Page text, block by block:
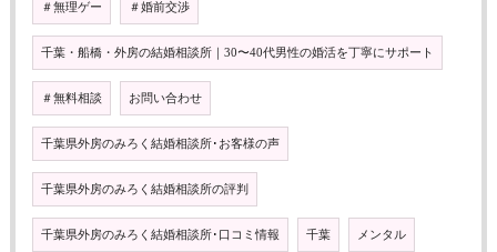
＃無理ゲー ＃婚前交渉
千葉・船橋・外房の結婚相談所｜30〜40代男性の婚活を丁寧にサポート
＃無料相談 お問い合わせ
千葉県外房のみろく結婚相談所･お客様の声
千葉県外房のみろく結婚相談所の評判
千葉県外房のみろく結婚相談所･口コミ情報 千葉 メンタル